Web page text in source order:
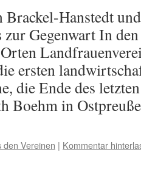
Brackel-Hanstedt
Gegenwart In
ersten
die Ende des
Boehm in
den Vereinen | Kommentar